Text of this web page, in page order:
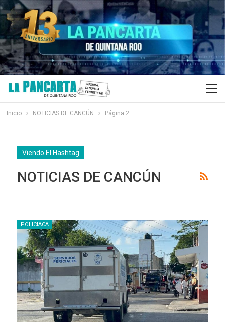
Inicio NOTICIAS DE CANCÚN Página 2
Viendo El Hashtag
NOTICIAS DE CANCÚN
POLICIACA